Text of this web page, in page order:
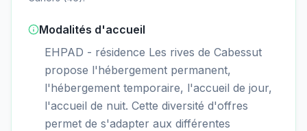
Modalités d'accueil
EHPAD - résidence Les rives de Cabessut
propose l'hébergement permanent,
l'hébergement temporaire, l'accueil de jour,
l'accueil de nuit. Cette diversité d'offres
permet de s'adapter aux différentes